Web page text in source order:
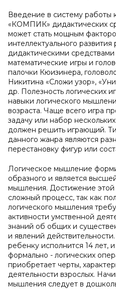
Введение в систему работы
«КОМПИК» дидактических
может стать мощным
интеллектуального
дидактическими средствами
математические игры и
палочки Кюизинера,
Никитина «Сложи узор»,
др. Полезность логических
навыки логического
возраста. Чаще всего игра
задачу или набор
должен решить играющий.
данного жанра являются
перестановку фигур или
Логическое мышление
образного и является
мышления. Достижение этой
сложный процесс, так как
логического мышления
активности умственной
знаний об общих и
и явлений
ребенку исполнится 14 лет,
формально - логических
приобретает черты,
деятельности взрослых.
мышления следует в